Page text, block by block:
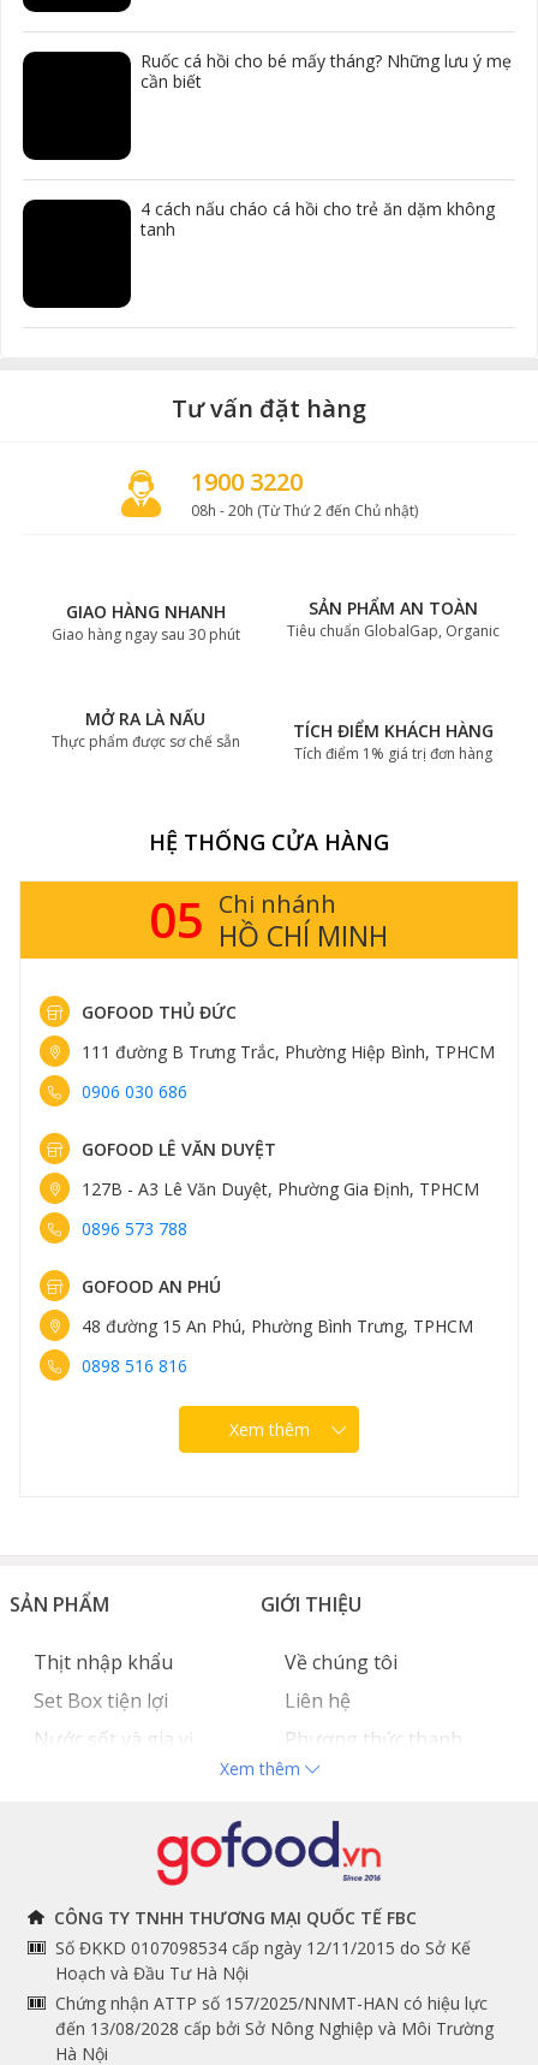
Ruốc cá hồi cho bé mấy tháng? Những lưu ý mẹ
cần biết
4 cách nấu cháo cá hồi cho trẻ ăn dặm không
tanh
Tư vấn đặt hàng
1900 3220
08h - 20h (Từ Thứ 2 đến Chủ nhật)
GIAO HÀNG NHANH
Giao hàng ngay sau 30 phút
SẢN PHẨM AN TOÀN
Tiêu chuẩn GlobalGap, Organic
MỞ RA LÀ NẤU
Thực phẩm được sơ chế sẵn TÍCH ĐIỂM KHÁCH HÀNG
Tích điểm 1% giá trị đơn hàng
HỆ THỐNG CỬA HÀNG
05 Chi nhánh
HỒ CHÍ MINH
GOFOOD THỦ ĐỨC
111 đường B Trưng Trắc, Phường Hiệp Bình, TPHCM
0906 030 686
GOFOOD LÊ VĂN DUYỆT
127B - A3 Lê Văn Duyệt, Phường Gia Định, TPHCM
0896 573 788
GOFOOD AN PHÚ
48 đường 15 An Phú, Phường Bình Trưng, TPHCM
0898 516 816
Xem thêm
SẢN PHẨM
Thịt nhập khẩu
Set Box tiện lợi
Nước sốt và gia vị
GIỚI THIỆU
Về chúng tôi
Liên hệ
Phương thức thanh
toán
Tuyển dụng
THÔNG TIN
Chính sách và quy định
chung
Hướng dẫn đặt hàng
THEO DÕI NGAY
Facebook
Instagram
Youtube
Xem thêm
CÔNG TY TNHH THƯƠNG MẠI QUỐC TẾ FBC
Số ĐKKD 0107098534 cấp ngày 12/11/2015 do Sở Kế
Hoạch và Đầu Tư Hà Nội
Chứng nhận ATTP số 157/2025/NNMT-HAN có hiệu lực
đến 13/08/2028 cấp bởi Sở Nông Nghiệp và Môi Trường
Hà Nội